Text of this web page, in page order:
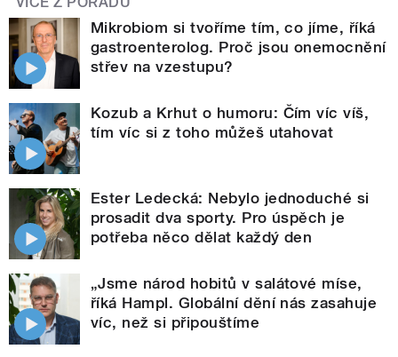
Mikrobiom si tvoříme tím, co jíme, říká
gastroenterolog. Proč jsou onemocnění
střev na vzestupu?
Kozub a Krhut o humoru: Čím víc víš,
tím víc si z toho můžeš utahovat
Ester Ledecká: Nebylo jednoduché si
prosadit dva sporty. Pro úspěch je
potřeba něco dělat každý den
„Jsme národ hobitů v salátové míse,
říká Hampl. Globální dění nás zasahuje
víc, než si připouštíme